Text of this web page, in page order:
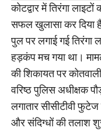
कोटद्वार में तिरंगा
सफल खुलासा कर दिया
पुल पर लगाई गई तिरंगा
हड़कंप मच गया था।
की शिकायत पर
वरिष्ठ पुलिस अधीक्षक
लगातार सीसीटीवी
और संदिग्धों की तलाश